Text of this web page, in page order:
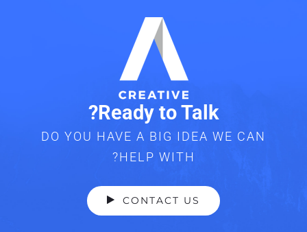
Ready to Talk?
DO YOU HAVE A BIG IDEA WE CAN
HELP WITH?
CONTACT US